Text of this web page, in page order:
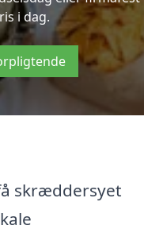
i dag.
skræddersyet